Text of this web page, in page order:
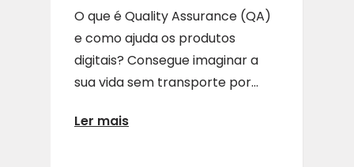
O que é Quality Assurance (QA)
e como ajuda os produtos
digitais? Consegue imaginar a
sua vida sem transporte por...
Ler mais